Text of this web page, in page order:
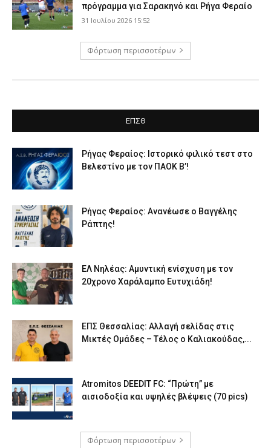
πρόγραμμα για Σαρακηνό και Ρήγα Φεραίο
31 Ιουλίου 2026 15:52
Φόρτωση περισσοτέρων
ΕΠΣΘ
Ρήγας Φεραίος: Ιστορικό φιλικό τεστ στο
Βελεστίνο με τον ΠΑΟΚ Β’!
Ρήγας Φεραίος: Ανανέωσε ο Βαγγέλης
Ράπτης!
ΕΛ Νηλέας: Αμυντική ενίσχυση με τον
20χρονο Χαράλαμπο Ευτυχιάδη!
ΕΠΣ Θεσσαλίας: Αλλαγή σελίδας στις
Μικτές Ομάδες – Τέλος ο Καλιακούδας,...
Atromitos DEEDIT FC: “Πρώτη” με
αισιοδοξία και υψηλές βλέψεις (70 pics)
Φόρτωση περισσοτέρων